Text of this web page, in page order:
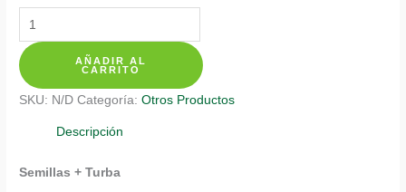
Kits
De
Siembra
Para
Bellis
Margarita
AÑADIR AL
CARRITO
SKU: N/D Categoría:Otros Productos
Descripción
Semillas + Turba